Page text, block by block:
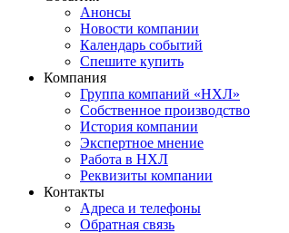
Анонсы
Новости компании
Календарь событий
Спешите купить
Компания
Группа компаний «НХЛ»
Собственное производство
История компании
Экспертное мнение
Работа в НХЛ
Реквизиты компании
Контакты
Адреса и телефоны
Обратная связь